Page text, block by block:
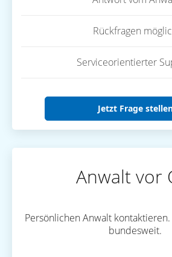
Rückfragen
Serviceorientierter
Jetzt Frage
Anwalt vor
Persönlichen Anwalt
bundesweit.